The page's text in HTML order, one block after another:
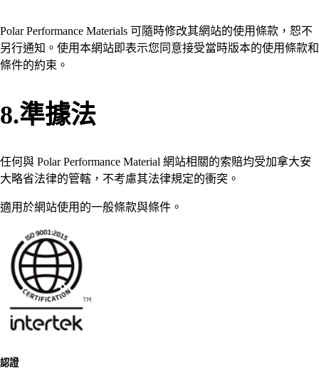
Polar Performance Materials 可隨時修改其網站的使用條款，恕不
另行通知。使用本網站即表示您同意接受當時版本的使用條款和
條件的約束。
8.準據法
任何與 Polar Performance Material 網站相關的索賠均受加拿大安
大略省法律的管轄，不考慮其法律規定的衝突。
適用於網站使用的一般條款與條件。
認證